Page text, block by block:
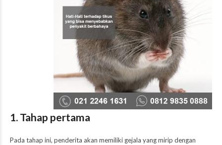
1. Tahap pertama
Pada tahap ini, penderita akan memiliki gejala yang mirip dengan